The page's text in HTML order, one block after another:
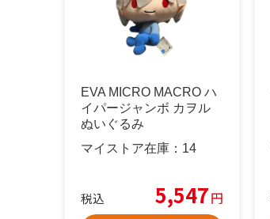
EVA MICRO MACRO ハ
イパージャンボ カヲル
ぬいぐるみ
マイストア在庫： 14
税込 5,547円